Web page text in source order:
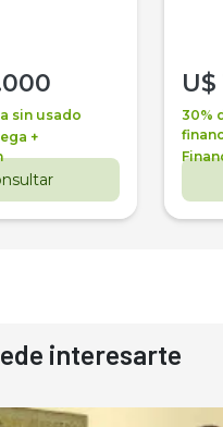
sin usado
+
U$
30%
interesarte